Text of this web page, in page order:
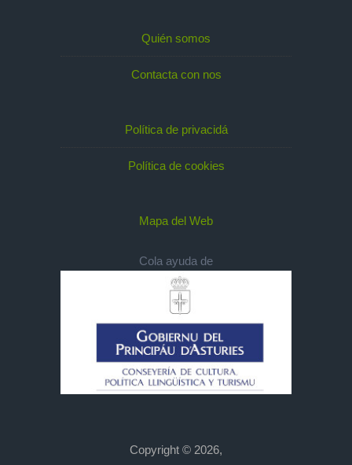
Quién somos
Contacta con nos
Política de privacidá
Política de cookies
Mapa del Web
Cola ayuda de
Copyright © 2026,